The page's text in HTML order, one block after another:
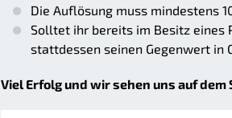
Die Auflösung muss mindestens
Solltet ihr bereits im Besitz eines
stattdessen seinen Gegenwert in
Viel Erfolg und wir sehen uns auf